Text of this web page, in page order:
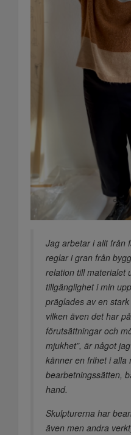
Jag arbetar i allt från
reglar i gran från
relation till materialet
tillgänglighet i min
präglades av en
vilken även det har
förutsättningar och
mjukhet”, är något
känner en frihet i alla
bearbetningssätten,
hand.
Skulpturerna har
även men andra